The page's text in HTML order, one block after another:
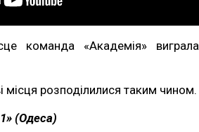
команда «Академія»
місця розподілилися таким чином.
(Одеса)